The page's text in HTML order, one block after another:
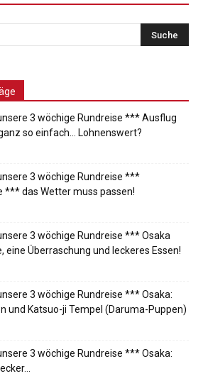
3 wöchige Rundreise *** Ausflug
so einfach… Lohnenswert?
3 wöchige Rundreise ***
*** das Wetter muss passen!
3 wöchige Rundreise *** Osaka
eine Überraschung und leckeres Essen!
3 wöchige Rundreise *** Osaka:
und Katsuo-ji Tempel (Daruma-Puppen)
3 wöchige Rundreise *** Osaka: